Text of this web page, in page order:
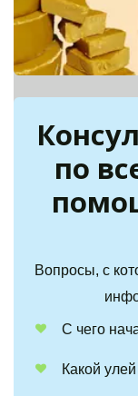
по
Вопросы, с
С чего
Какой